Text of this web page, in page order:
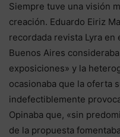
Siempre tuve una visión
creación. Eduardo Eiriz
recordada revista Lyra
Buenos Aires
exposiciones» y la
ocasionaba que la oferta
indefectiblemente
Opinaba que, «sin
de la propuesta